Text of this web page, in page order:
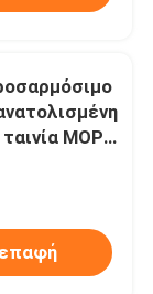
MOPP
και
επαφή